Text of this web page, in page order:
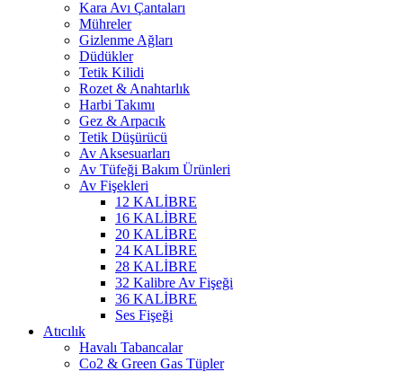
Kara Avı Çantaları
Mühreler
Gizlenme Ağları
Düdükler
Tetik Kilidi
Rozet & Anahtarlık
Harbi Takımı
Gez & Arpacık
Tetik Düşürücü
Av Aksesuarları
Av Tüfeği Bakım Ürünleri
Av Fişekleri
12 KALİBRE
16 KALİBRE
20 KALİBRE
24 KALİBRE
28 KALİBRE
32 Kalibre Av Fişeği
36 KALİBRE
Ses Fişeği
Atıcılık
Havalı Tabancalar
Co2 & Green Gas Tüpler